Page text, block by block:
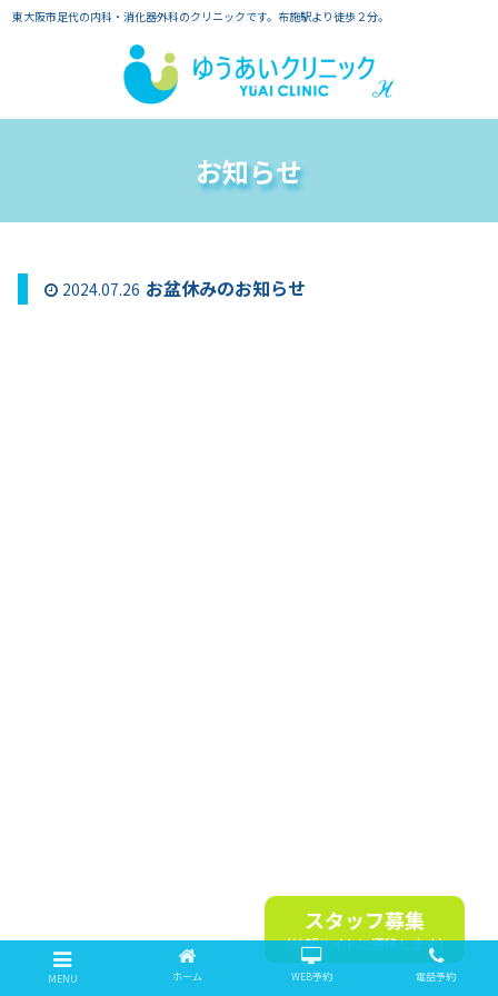
東大阪市足代の内科・消化器外科のクリニックです。布施駅より徒歩２分。
スタッフ募集
（外部サイトに遷移します）
お知らせ
2024.07.26 お盆休みのお知らせ
MENU ホーム WEB予約 電話予約